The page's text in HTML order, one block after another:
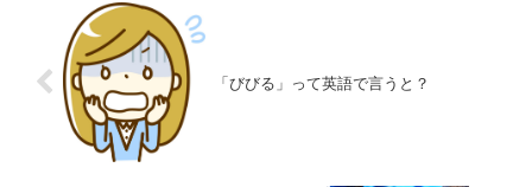
「びびる」って英語で言うと？